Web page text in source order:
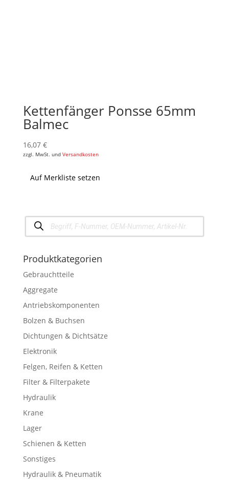
Kettenfänger Ponsse 65mm
Balmec
16,07 €
zzgl. MwSt. und Versandkosten
Auf Merkliste setzen
Products
search
Produktkategorien
Gebrauchtteile
Aggregate
Antriebskomponenten
Bolzen & Buchsen
Dichtungen & Dichtsätze
Elektronik
Felgen, Reifen & Ketten
Filter & Filterpakete
Hydraulik
Krane
Lager
Schienen & Ketten
Sonstiges
Hydraulik & Pneumatik